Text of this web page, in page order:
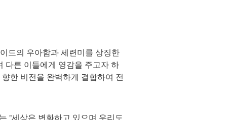
드의 우아함과 세련미를 상징한
다른 이들에게 영감을 주고자 하
한 비전을 완벽하게 결합하여 전